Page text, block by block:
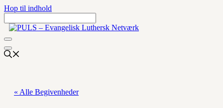
Hop til indhold
« Alle Begivenheder